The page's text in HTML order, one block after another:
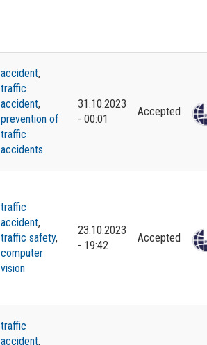
accident,
traffic
accident,
prevention of
traffic
accidents
31.10.2023
- 00:01
Accepted
traffic
accident,
traffic safety,
computer
vision
23.10.2023
- 19:42
Accepted
traffic
accident,